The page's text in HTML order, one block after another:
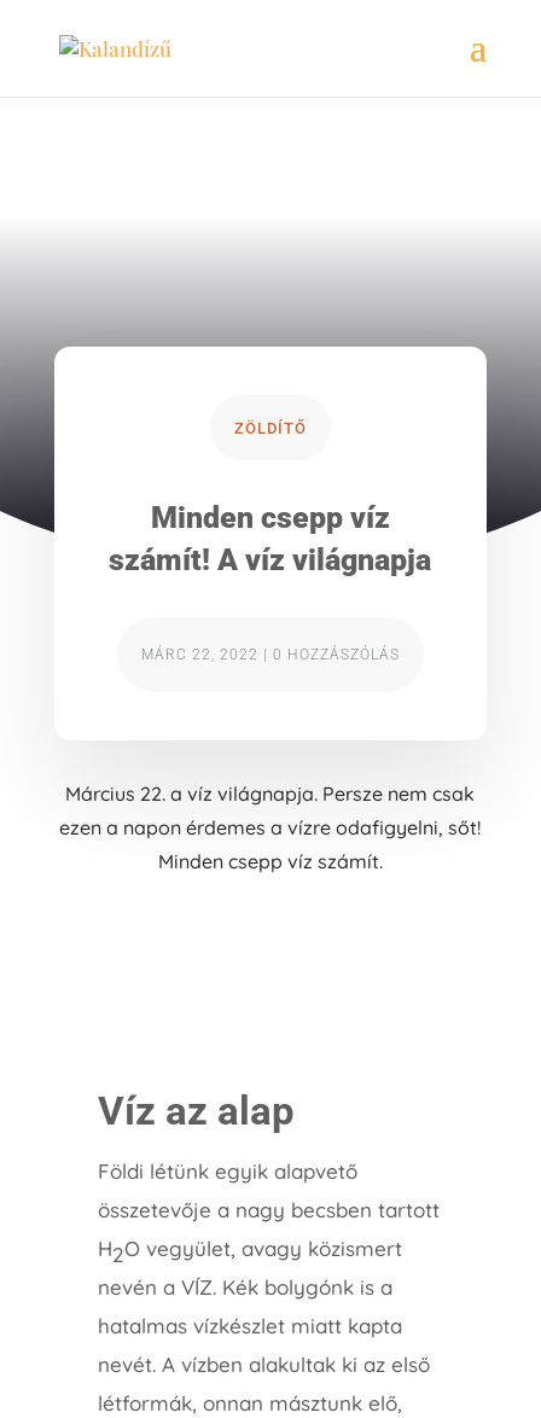
ZÖLDÍTŐ
Minden csepp víz
számít! A víz világnapja
MÁRC 22, 2022 0 HOZZÁSZÓLÁS
Március 22. a víz világnapja. Persze nem csak
ezen a napon érdemes a vízre odafigyelni, sőt!
Minden csepp víz számít.
Víz az alap
Földi létünk egyik alapvető
összetevője a nagy becsben tartott
H2O vegyület, avagy közismert
nevén a VÍZ. Kék bolygónk is a
hatalmas vízkészlet miatt kapta
nevét. A vízben alakultak ki az első
létformák, onnan másztunk elő,